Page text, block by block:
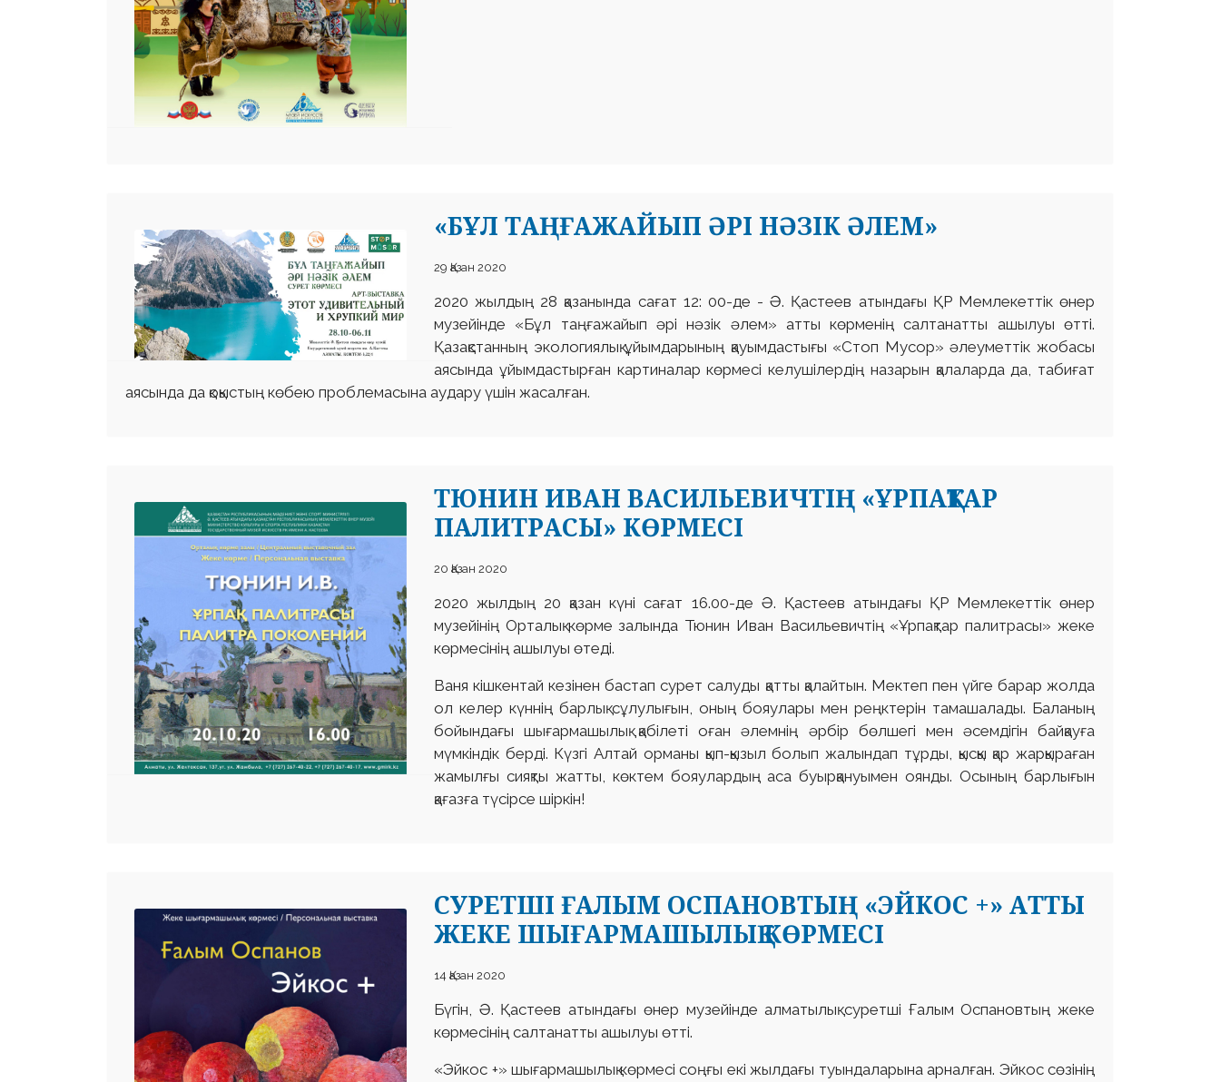
«БҰЛ ТАҢҒАЖАЙЫП ӘРІ НӘЗІК ӘЛЕМ»
29 Қазан 2020
2020 жылдың 28 қазанында сағат 12: 00-де - Ә. Қастеев атындағы ҚР Мемлекеттік өнер
музейінде «Бұл таңғажайып әрі нәзік әлем» атты көрменің салтанатты ашылуы өтті.
Қазақстанның экологиялық ұйымдарының қауымдастығы «Стоп Мусор» әлеуметтік жобасы
аясында ұйымдастырған картиналар көрмесі келушілердің назарын қалаларда да, табиғат
аясында да қоқыстың көбею проблемасына аудару үшін жасалған.
ТЮНИН ИВАН ВАСИЛЬЕВИЧТІҢ «ҰРПАҚТАР
ПАЛИТРАСЫ» КӨРМЕСІ
20 Қазан 2020
2020 жылдың 20 қазан күні сағат 16.00-де Ә. Қастеев атындағы ҚР Мемлекеттік өнер
музейінің Орталық көрме залында Тюнин Иван Васильевичтің «Ұрпақтар палитрасы» жеке
көрмесінің ашылуы өтеді.
Ваня кішкентай кезінен бастап сурет салуды қатты қалайтын. Мектеп пен үйге барар жолда
ол келер күннің барлық сұлулығын, оның бояулары мен реңктерін тамашалады. Баланың
бойындағы шығармашылық қабілеті оған әлемнің әрбір бөлшегі мен әсемдігін байқауға
мүмкіндік берді. Күзгі Алтай орманы қып-қызыл болып жалындап тұрды, қысқы қар жарқыраған
жамылғы сияқты жатты, көктем бояулардың аса буырқануымен оянды. Осының барлығын
қағазға түсірсе шіркін!
CУРЕТШІ ҒАЛЫМ ОСПАНОВТЫҢ «ЭЙКОС +» АТТЫ
ЖЕКЕ ШЫҒАРМАШЫЛЫҚ КӨРМЕСІ
14 Қазан 2020
Бүгін, Ә. Қастеев атындағы өнер музейінде алматылық суретші Ғалым Оспановтың жеке
көрмесінің салтанатты ашылуы өтті.
«Эйкос +» шығармашылық көрмесі соңғы екі жылдағы туындаларына арналған. Эйкос сөзінің